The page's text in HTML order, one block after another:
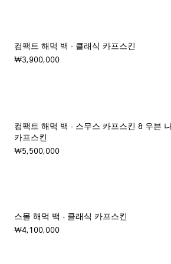
컴팩트 해먹 백 - 클래식 카프스킨
₩3,900,000
컴팩트 해먹 백 - 스무스 카프스킨 & 우븐
카프스킨
₩5,500,000
스몰 해먹 백 - 클래식 카프스킨
₩4,100,000